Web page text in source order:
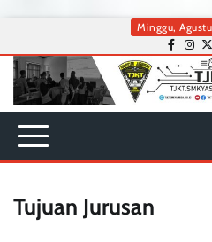
content
Minggu,
Tujuan Jurusan